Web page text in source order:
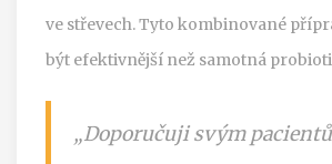
ve střevech. Tyto kombinované
být efektivnější než samotná
„Doporučuji svým